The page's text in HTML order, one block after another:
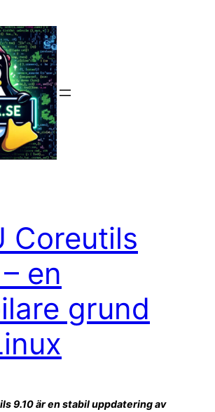
Coreutils
en
grund
9.10 är en stabil uppdatering av